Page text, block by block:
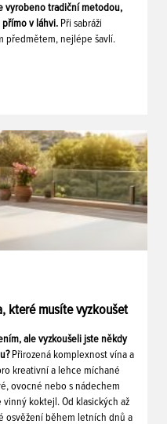
vyrobeno tradiční metodou,
v láhvi. Při sabráži
předmětem, nejlépe šavlí.
které musíte vyzkoušet
ale vyzkoušeli jste někdy
Přirozená komplexnost vína a
kreativní a lehce míchané
ovocné nebo s nádechem
koktejl. Od klasických až
osvěžení během letních dnů a